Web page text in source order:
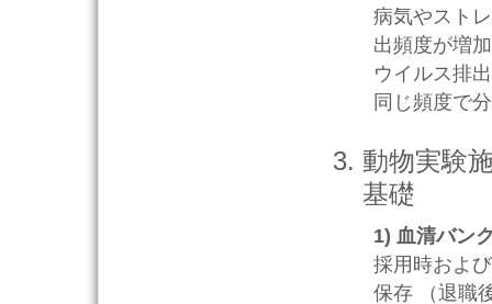
病気やスト
出頻度が増
ウイルス排
同じ頻度で
動物実験
基礎
1) 血清バン
採用時およ
保存 （退職